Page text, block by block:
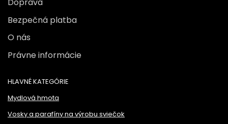
Bezpečná platba
O nás
Právne informácie
HLAVNÉ KATEGÓRIE
Mydlová hmota
Vosky a parafíny na výrobu sviečok